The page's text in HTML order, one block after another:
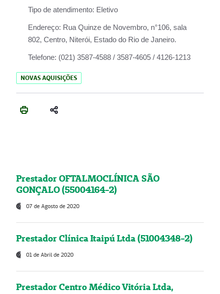
Tipo de atendimento: Eletivo
Endereço: Rua Quinze de Novembro, n°106, sala
802, Centro, Niterói, Estado do Rio de Janeiro.
Telefone: (021) 3587-4588 / 3587-4605 / 4126-1213
NOVAS AQUISIÇÕES
Prestador OFTALMOCLÍNICA SÃO
GONÇALO (55004164-2)
07 de Agosto de 2020
Prestador Clínica Itaipú Ltda (51004348-2)
01 de Abril de 2020
Prestador Centro Médico Vitória Ltda,